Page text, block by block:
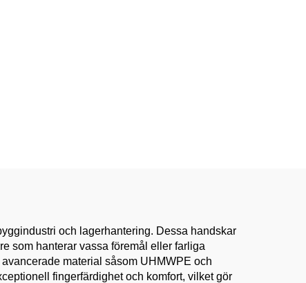
och lagerhantering. Dessa handskar
som hanterar vassa föremål eller farliga
material såsom UHMWPE och
fingerfärdighet och komfort, vilket gör